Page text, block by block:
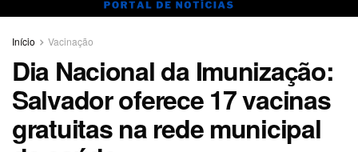
Início Vacinação
Dia Nacional da Imunização:
Salvador oferece 17 vacinas
gratuitas na rede municipal